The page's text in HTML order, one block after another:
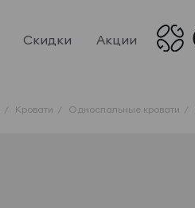
Скидки Акции
Кровати Односпальные кровати